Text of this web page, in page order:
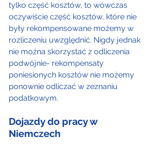
tylko część kosztów, to wówczas
oczywiście część kosztów, które nie
były rekompensowane możemy w
rozliczeniu uwzględnić. Nigdy jednak
nie można skorzystać z odliczenia
podwójnie- rekompensaty
poniesionych kosztów nie możemy
ponownie odliczać w zeznaniu
podatkowym.
Dojazdy do pracy w
Niemczech